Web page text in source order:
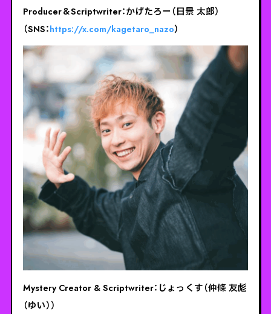
Producer＆Scriptwriter：かげたろー（日景 太郎）
（SNS：https://x.com/kagetaro_nazo）
Mystery Creator & Scriptwriter：じょっくす（仲條 友彪
（ゆい））